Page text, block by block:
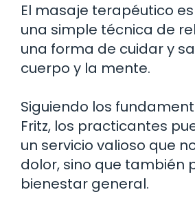
El masaje terapéutico
una simple técnica de
una forma de cuidar y
cuerpo y la mente.
Siguiendo los
Fritz, los practicantes
un servicio valioso que
dolor, sino que también
bienestar general.